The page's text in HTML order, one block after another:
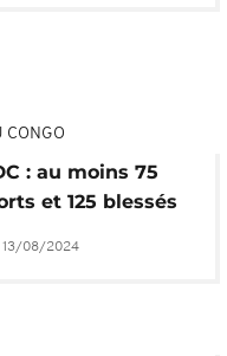
CONGO
: au moins 75
et 125 blessés
un accident de
13/08/2024